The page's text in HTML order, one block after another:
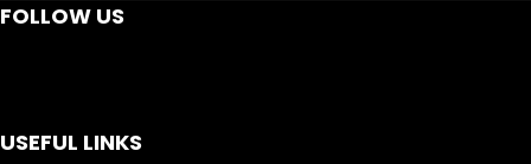
FOLLOW US
USEFUL LINKS